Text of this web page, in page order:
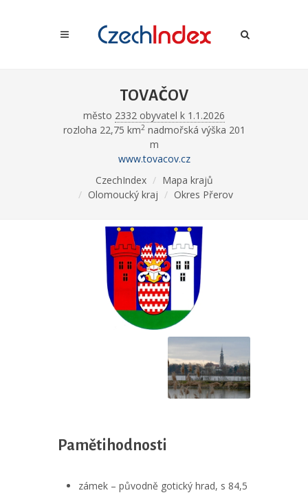
TOVAČOV
město 2332 obyvatel k 1.1.2026
rozloha 22,75 km2nadmořská výška 201
m
www.tovacov.cz
CzechIndex
Mapa krajů
Olomoucký kraj
Okres Přerov
Pamětihodnosti
zámek – původně gotický hrad, s 84,5